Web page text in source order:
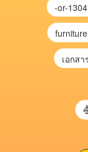
furniture